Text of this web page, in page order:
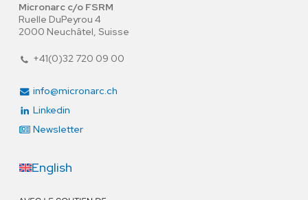
Micronarc c/o FSRM
Ruelle DuPeyrou 4
2000 Neuchâtel, Suisse
+41(0)32 720 09 00
info@micronarc.ch
Linkedin
Newsletter
English